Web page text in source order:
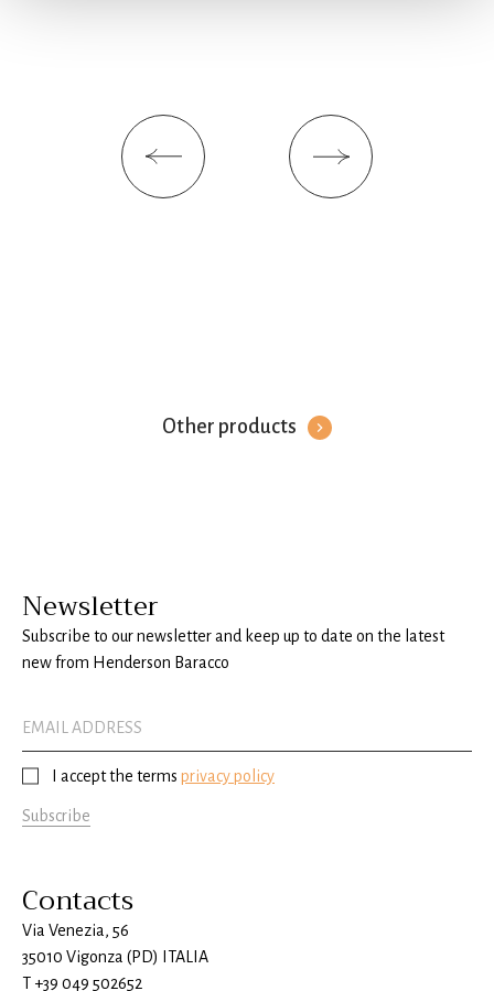
dalla Dichiarazione sui cookie.
Utilizziamo i cookie per personalizzare contenuti ed
annunci, per fornire funzionalità dei social media e per
Other products
Newsletter
Subscribe to our newsletter and keep up to date on the latest
new from Henderson Baracco
I accept the terms privacy policy
Subscribe
Contacts
Via Venezia, 56
35010 Vigonza (PD) ITALIA
T +39 049 502652